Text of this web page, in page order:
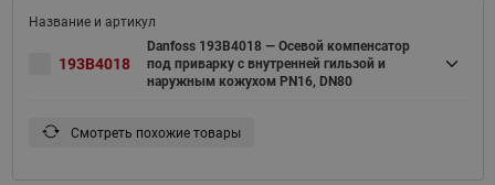
193B4018
Danfoss 193B4018 — Осевой компенсатор
под приварку с внутренней гильзой и
наружным кожухом PN16, DN80
Смотреть похожие товары